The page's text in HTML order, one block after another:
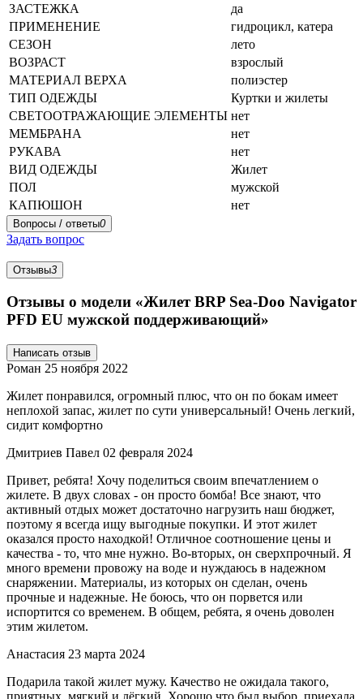
ЗАСТЕЖКА
да
ПРИМЕНЕНИЕ
гидроцикл, катера
СЕЗОН
лето
ВОЗРАСТ
взрослый
МАТЕРИАЛ ВЕРХА
полиэстер
ТИП ОДЕЖДЫ
Куртки и жилеты
СВЕТООТРАЖАЮЩИЕ ЭЛЕМЕНТЫ нет
МЕМБРАНА
нет
РУКАВА
нет
ВИД ОДЕЖДЫ
Жилет
ПОЛ
мужской
КАПЮШОН
нет
Вопросы / ответы0
Задать вопрос
Отзывы3
Отзывы о модели «Жилет BRP Sea-Doo Navigator
PFD EU мужской поддерживающий»
Написать отзыв
Роман 25 ноября 2022
Жилет понравился, огромный плюс, что он по бокам имеет
неплохой запас, жилет по сути универсальный! Очень легкий,
сидит комфортно
Дмитриев Павел 02 февраля 2024
Привет, ребята! Хочу поделиться своим впечатлением о
жилете. В двух словах - он просто бомба! Все знают, что
активный отдых может достаточно нагрузить наш бюджет,
поэтому я всегда ищу выгодные покупки. И этот жилет
оказался просто находкой! Отличное соотношение цены и
качества - то, что мне нужно. Во-вторых, он сверхпрочный. Я
много времени провожу на воде и нуждаюсь в надежном
снаряжении. Материалы, из которых он сделан, очень
прочные и надежные. Не боюсь, что он порвется или
испортится со временем. В общем, ребята, я очень доволен
этим жилетом.
Анастасия 23 марта 2024
Подарила такой жилет мужу. Качество не ожидала такого,
приятных, мягкий и лёгкий. Хорошо что был выбор, приехала